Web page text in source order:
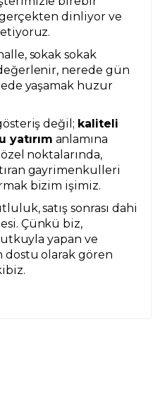
dinliyor ve
sokak sokak
nerede gün
yaşamak huzur
değil; kaliteli
yatırım anlamına
noktalarında,
gayrimenkulleri
bizim işimiz.
satış sonrası dahi
Çünkü biz,
yapan ve
olarak gören